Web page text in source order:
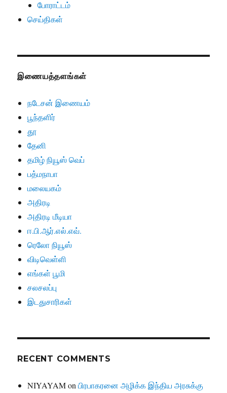
போராட்டம்
செய்திகள்
இணையத்தளங்கள்
நடேசன் இணையம்
பூந்தளிர்
தூ
தேனி
தமிழ் நியூஸ் வெப்
பத்மநாபா
மலையகம்
அதிரடி
அதிரடி மீடியா
ஈ.பி.ஆர்.எல்.எவ்.
ரெலோ நியூஸ்
விடிவெள்ளி
எங்கள் பூமி
சலசலப்பு
இடதுசாரிகள்
RECENT COMMENTS
NIYAYAMonபிரபாகரனை அழிக்க இந்திய அரசுக்கு